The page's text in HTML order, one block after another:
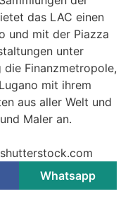
das LAC einen
und mit der Piazza
unter
Finanzmetropole,
mit ihrem
aus aller Welt und
Maler an.
Whatsapp